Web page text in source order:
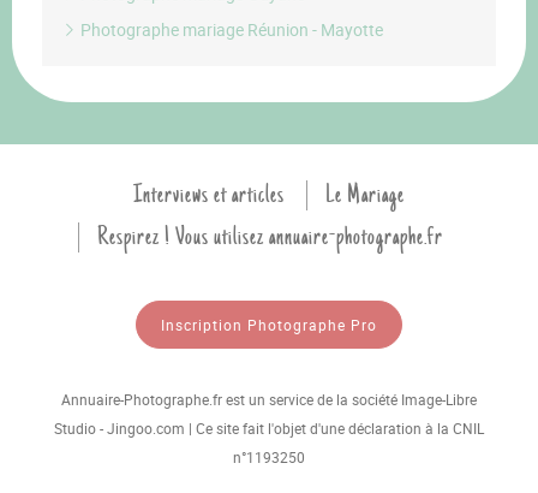
Photographe mariage Réunion - Mayotte
Interviews et articles
Le Mariage
Respirez ! Vous utilisez annuaire-photographe.fr
Inscription Photographe Pro
Annuaire-Photographe.fr est un service de la société Image-Libre
Studio - Jingoo.com | Ce site fait l'objet d'une déclaration à la CNIL
n°1193250